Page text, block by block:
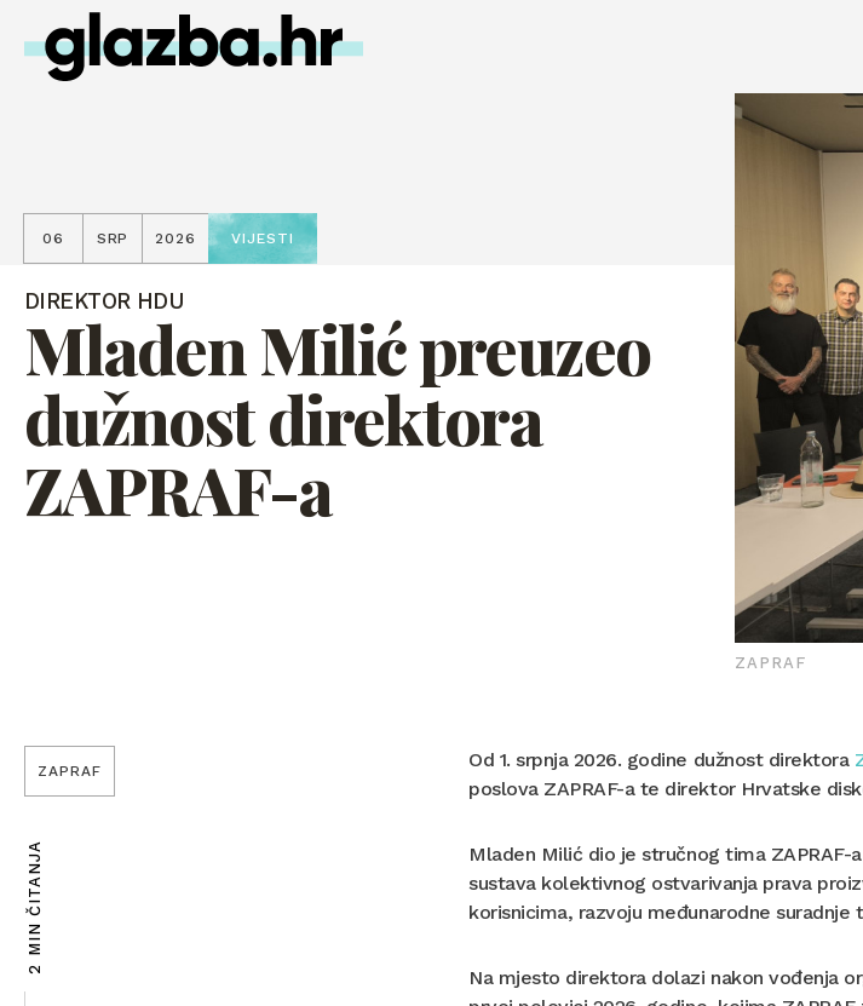
06 SRP 2026 VIJESTI
DIREKTOR HDU
Mladen Milić preuzeo
dužnost direktora
ZAPRAF-a
ZAPRAF
ZAPRAF
2 MIN ČITANJA
Od 1. srpnja 2026. godine dužnost direktora
poslova ZAPRAF-a te direktor Hrvatske
Mladen Milić dio je stručnog tima
sustava kolektivnog ostvarivanja prava
korisnicima, razvoju međunarodne
Na mjesto direktora dolazi nakon vođenja